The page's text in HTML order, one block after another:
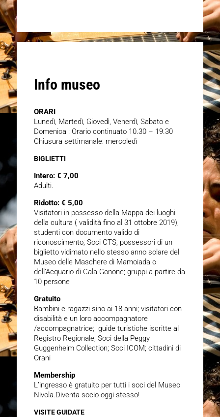
Info museo
ORARI
Lunedì, Martedì, Giovedì, Venerdì, Sabato e
Domenica : Orario continuato 10.30 – 19.30
Chiusura settimanale: mercoledì
BIGLIETTI
Intero: € 7,00
Adulti.
Ridotto: € 5,00
Visitatori in possesso della Mappa dei luoghi
della cultura ( validità fino al 31 ottobre 2019),
studenti con documento valido di
riconoscimento; Soci CTS; possessori di un
biglietto vidimato nello stesso anno solare del
Museo delle Maschere di Mamoiada o
dell’Acquario di Cala Gonone; gruppi a partire da
10 persone
Gratuito
Bambini e ragazzi sino ai 18 anni; visitatori con
disabilità e un loro accompagnatore
/accompagnatrice; guide turistiche iscritte al
Registro Regionale; Soci della Peggy
Guggenheim Collection; Soci ICOM; cittadini di
Orani
Membership
L’ingresso è gratuito per tutti i soci del Museo
Nivola.Diventa socio oggi stesso!
VISITE GUIDATE